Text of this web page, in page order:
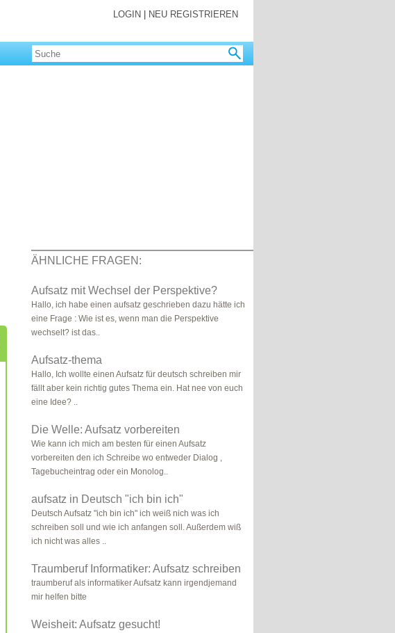
LOGIN NEU REGISTRIEREN
ÄHNLICHE FRAGEN:
Aufsatz mit Wechsel der Perspektive?
Hallo, ich habe einen aufsatz geschrieben dazu hätte ich
eine Frage : Wie ist es, wenn man die Perspektive
wechselt? ist das..
Aufsatz-thema
Hallo, Ich wollte einen Aufsatz für deutsch schreiben mir
fällt aber kein richtig gutes Thema ein. Hat nee von euch
eine Idee? ..
Die Welle: Aufsatz vorbereiten
Wie kann ich mich am besten für einen Aufsatz
vorbereiten den ich Schreibe wo entweder Dialog ,
Tagebucheintrag oder ein Monolog..
aufsatz in Deutsch "ich bin ich"
Deutsch Aufsatz "ich bin ich" ich weiß nich was ich
schreiben soll und wie ich anfangen soll. Außerdem wiß
ich nicht was alles ..
Traumberuf Informatiker: Aufsatz schreiben
traumberuf als informatiker Aufsatz kann irgendjemand
mir helfen bitte
Weisheit: Aufsatz gesucht!